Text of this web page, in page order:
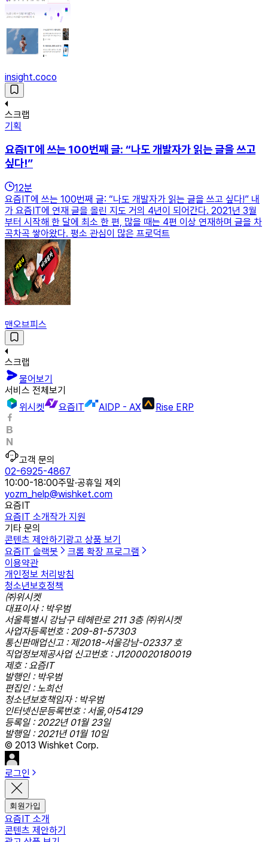
insight.coco
스크랩
기획
요즘IT에 쓰는 100번째 글: “나도 개발자가 읽는 글을 쓰고
싶다!”
12분
요즘IT에 쓰는 100번째 글: “나도 개발자가 읽는 글을 쓰고 싶다!” 내
가 요즘IT에 연재 글을 올린 지도 거의 4년이 되어간다. 2021년 3월
부터 시작해 한 달에 최소 한 편, 많을 때는 4편 이상 연재하며 글을 차
곡차곡 쌓아왔다. 평소 관심이 많은 프로덕트
맨오브피스
스크랩
물어보기
서비스 전체보기
위시켓
요즘IT AIDP - AX Rise ERP
고객 문의
02-6925-4867
10:00-18:00주말·공휴일 제외
yozm_help@wishket.com
요즘IT
요즘IT 소개작가 지원
기타 문의
콘텐츠 제안하기 광고 상품 보기
요즘IT 슬랙봇
크롬 확장 프로그램
이용약관
개인정보 처리방침
청소년보호정책
㈜위시켓
대표이사 : 박우범
서울특별시 강남구 테헤란로 211 3층 ㈜위시켓
사업자등록번호 : 209-81-57303
통신판매업신고 : 제2018-서울강남-02337 호
직업정보제공사업 신고번호 : J1200020180019
제호 : 요즘IT
발행인 : 박우범
편집인 : 노희선
청소년보호책임자 : 박우범
인터넷신문등록번호 : 서울,아54129
등록일 : 2022년 01월 23일
발행일 : 2021년 01월 10일
© 2013 Wishket Corp.
로그인
회원가입
요즘IT 소개
콘텐츠 제안하기